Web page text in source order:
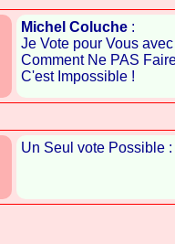
Michel Coluche :
Je Vote pour Vous
Comment Ne PAS
C'est Impossible !
Un Seul vote Possible